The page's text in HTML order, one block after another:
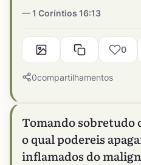
1 Coríntios 16:13
0
0compartilhamentos
Tomando sobretudo
o qual podereis
inflamados do